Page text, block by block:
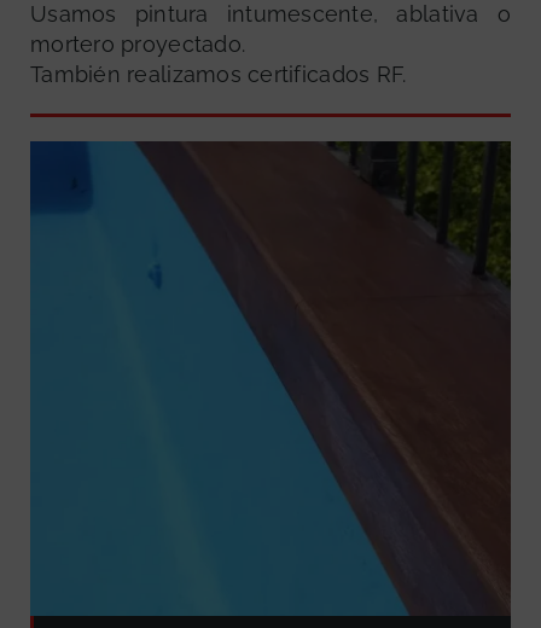
Usamos pintura intumescente, ablativa o
mortero proyectado.
También realizamos certificados RF.